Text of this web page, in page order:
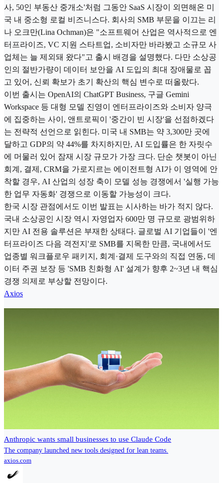
사, 50인 부동산 중개소'처럼 그동안 SaaS 시장이 외면해온 미
국 내 중소형 로컬 비즈니스다. 회사의 SMB 부문을 이끄는 리
나 오크만(Lina Ochman)은 "소프트웨어 산업은 역사적으로 엔
터프라이즈, VC 지원 스타트업, 소비자만 바라봤고 소규모 사
업체는 늘 제외돼 왔다"고 출시 배경을 설명했다. 다만 소상공
인의 절반가량이 데이터 보안을 AI 도입의 최대 장애물로 꼽
고 있어, 신뢰 확보가 초기 확산의 핵심 변수로 떠올랐다.
이번 출시는 OpenAI의 ChatGPT Business, 구글 Gemini
Workspace 등 대형 모델 진영이 엔터프라이즈와 소비자 양극
에 집중하는 사이, 앤트로픽이 '중간이 빈 시장'을 선점하겠다
는 전략적 선언으로 읽힌다. 미국 내 SMB는 약 3,300만 곳에
달하고 GDP의 약 44%를 차지하지만, AI 도입률은 한 자릿수
에 머물러 있어 잠재 시장 규모가 가장 크다. 단순 챗봇이 아닌
회계, 결제, CRM을 가로지르는 에이전트형 AI가 이 영역에 안
착할 경우, AI 산업의 성장 축이 모델 성능 경쟁에서 '실행 가능
한 업무 자동화' 경쟁으로 이동할 가능성이 크다.
한국 시장 관점에서도 이번 발표는 시사하는 바가 적지 않다.
국내 소상공인 시장 역시 자영업자 600만 명 규모로 광범위하
지만 AI 전용 솔루션은 부재한 상태다. 글로벌 AI 기업들이 '엔
터프라이즈 다음 격전지'로 SMB를 지목한 만큼, 국내에서도
업종별 워크플로우 패키지, 회계·결제 도구와의 직접 연동, 데
이터 주권 보장 등 'SMB 친화형 AI' 설계가 향후 2~3년 내 핵심
경쟁 의제로 부상할 전망이다.
Axios
Anthropic wants small businesses to use Claude Code
The company launched new tools designed for lean teams.
axios.com